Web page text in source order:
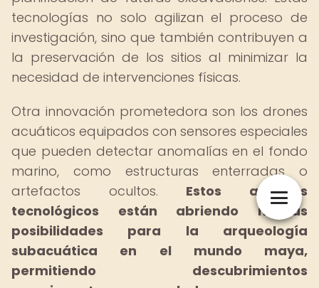
tecnologías no solo agilizan el proceso de
investigación, sino que también contribuyen a
la preservación de los sitios al minimizar la
necesidad de intervenciones físicas.
Otra innovación prometedora son los drones
acuáticos equipados con sensores especiales
que pueden detectar anomalías en el fondo
marino, como estructuras enterradas o
artefactos ocultos. Estos avances
tecnológicos están abriendo nuevas
posibilidades para la arqueología
subacuática en el mundo maya,
permitiendo descubrimientos